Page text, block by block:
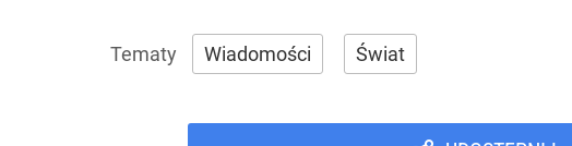
Wiadomości Świat